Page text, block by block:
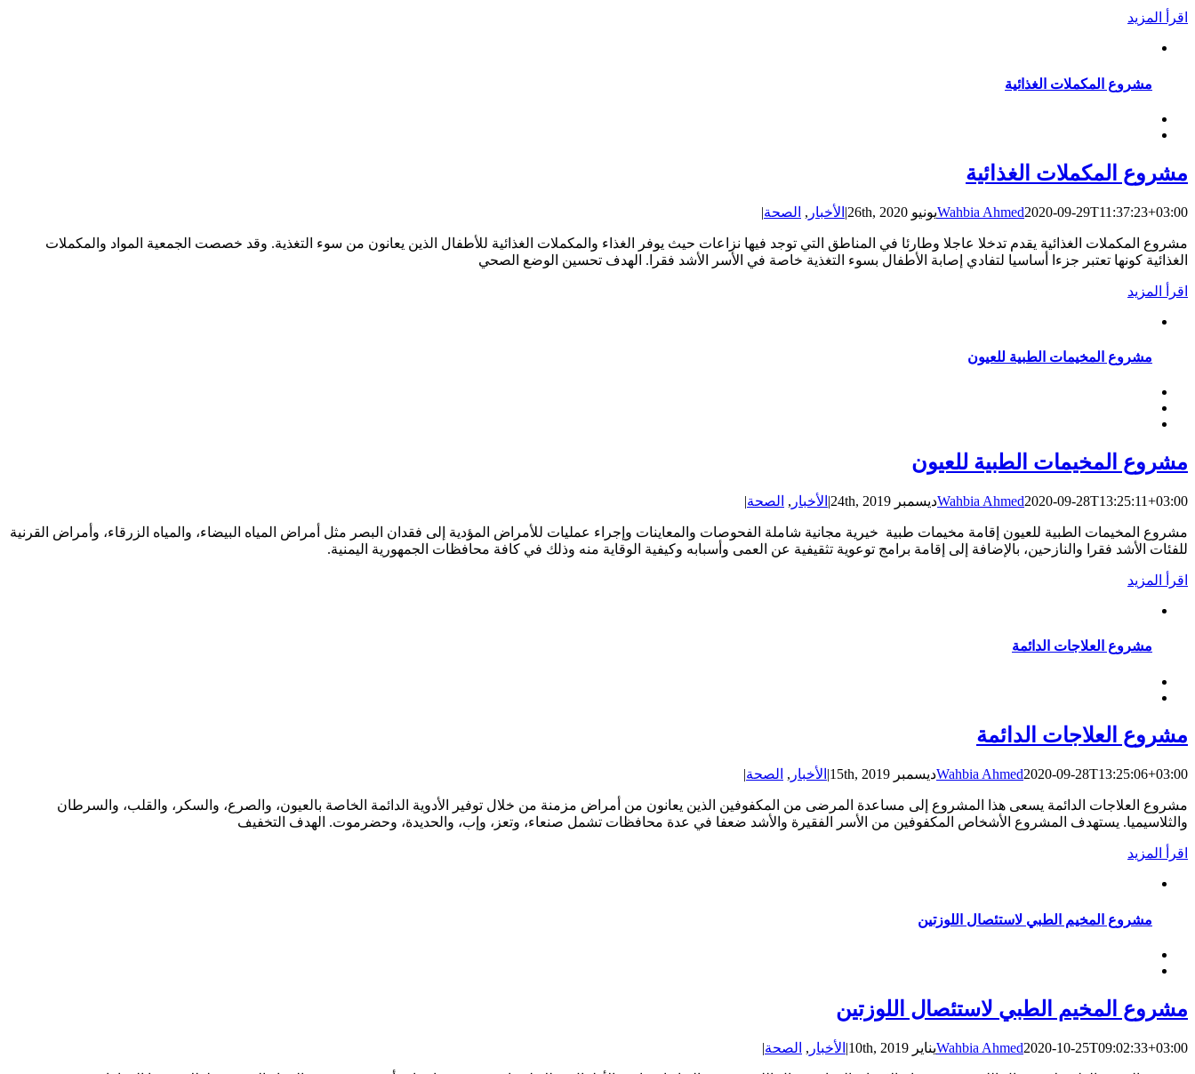
‫اقرأ المزيد
مشروع المكملات الغذائية
مشروع المكملات الغذائية
Wahbia Ahmed2020-09-29T11:37:23+03:00 يونيو 26th, 2020 | الأخبار , الصحة|
مشروع المكملات الغذائية يقدم تدخلا عاجلا وطارئا في المناطق التي توجد فيها نزاعات حيث يوفر الغذاء والمكملات الغذائية للأطفال الذين يعانون من سوء التغذية. وقد خصصت الجمعية المواد والمكملات
الغذائية كونها تعتبر جزءا أساسيا لتفادي إصابة الأطفال بسوء التغذية خاصة في الأسر الأشد فقرا. الهدف تحسين الوضع الصحي
‫اقرأ المزيد
مشروع المخيمات الطبية للعيون
مشروع المخيمات الطبية للعيون
Wahbia Ahmed2020-09-28T13:25:11+03:00 ديسمبر 24th, 2019 | الأخبار , الصحة|
مشروع المخيمات الطبية للعيون إقامة مخيمات طبية خيرية مجانية شاملة الفحوصات والمعاينات وإجراء عمليات للأمراض المؤدية إلى فقدان البصر مثل أمراض المياه البيضاء، والمياه الزرقاء، وأمراض القرنية
للفئات الأشد فقرا والنازحين، بالإضافة إلى إقامة برامج توعوية تثقيفية عن العمى وأسبابه وكيفية الوقاية منه وذلك في كافة محافظات الجمهورية اليمنية.
‫اقرأ المزيد
مشروع العلاجات الدائمة
مشروع العلاجات الدائمة
Wahbia Ahmed2020-09-28T13:25:06+03:00 ديسمبر 15th, 2019 | الأخبار , الصحة|
مشروع العلاجات الدائمة يسعى هذا المشروع إلى مساعدة المرضى من المكفوفين الذين يعانون من أمراض مزمنة من خلال توفير الأدوية الدائمة الخاصة بالعيون، والصرع، والسكر، والقلب، والسرطان
والثلاسيميا. يستهدف المشروع الأشخاص المكفوفين من الأسر الفقيرة والأشد ضعفا في عدة محافظات تشمل صنعاء، وتعز، وإب، والحديدة، وحضرموت. الهدف التخفيف
‫اقرأ المزيد
مشروع المخيم الطبي لاستئصال اللوزتين
مشروع المخيم الطبي لاستئصال اللوزتين
Wahbia Ahmed2020-10-25T09:02:33+03:00 يناير 10th, 2019 | الأخبار , الصحة|